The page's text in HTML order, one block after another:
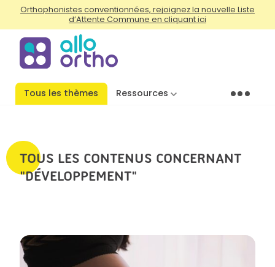
Orthophonistes conventionnées, rejoignez la nouvelle Liste
d’Attente Commune en cliquant ici
Tous les thèmes Ressources Menu
TOUS LES CONTENUS CONCERNANT
"DÉVELOPPEMENT"